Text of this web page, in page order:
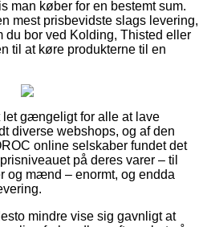
man køber for en bestemt sum.
mest prisbevidste slags levering,
du bor ved Kolding, Thisted eller
til at køre produkterne til en
let gængeligt for alle at lave
diverse webshops, og af den
online selskaber fundet det
på deres varer – til
og mænd – enormt, og endda
mindre vise sig gavnligt at